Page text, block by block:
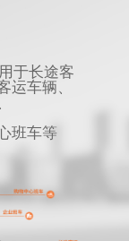
于长途客
运车辆、
班车等